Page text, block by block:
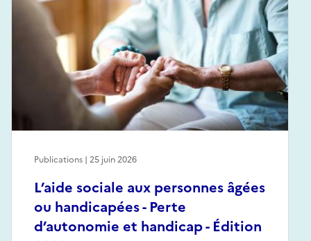
L’aide sociale aux personnes âgées
ou handicapées - Perte
d’autonomie et handicap - Édition
Publications | 25 juin 2026